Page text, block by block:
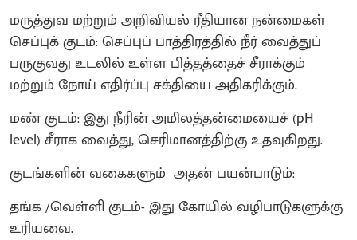
​மருத்துவ மற்றும் அறிவியல் ரீதியான நன்மைகள்
​செப்புக் குடம்: செப்புப் பாத்திரத்தில் நீர் வைத்துப்
பருகுவது உடலில் உள்ள பித்தத்தைச் சீராக்கும்
மற்றும் நோய் எதிர்ப்பு சக்தியை அதிகரிக்கும்.
​மண் குடம்: இது நீரின் அமிலத்தன்மையைச் (pH
level) சீராக வைத்து, செரிமானத்திற்கு உதவுகிறது.
குடங்களின் வகைகளும் அதன் பயன்பாடும்:
தங்க /வெள்ளி குடம்- இது கோயில் வழிபாடுகளுக்கு
உரியவை.